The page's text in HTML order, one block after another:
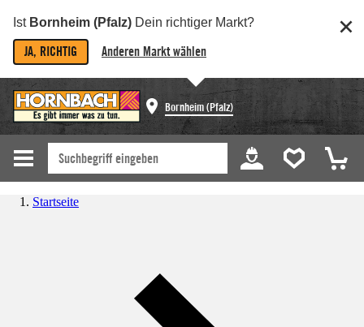
Ist Bornheim (Pfalz) Dein richtiger Markt?
JA, RICHTIG Anderen Markt wählen
Bornheim (Pfalz)
Startseite